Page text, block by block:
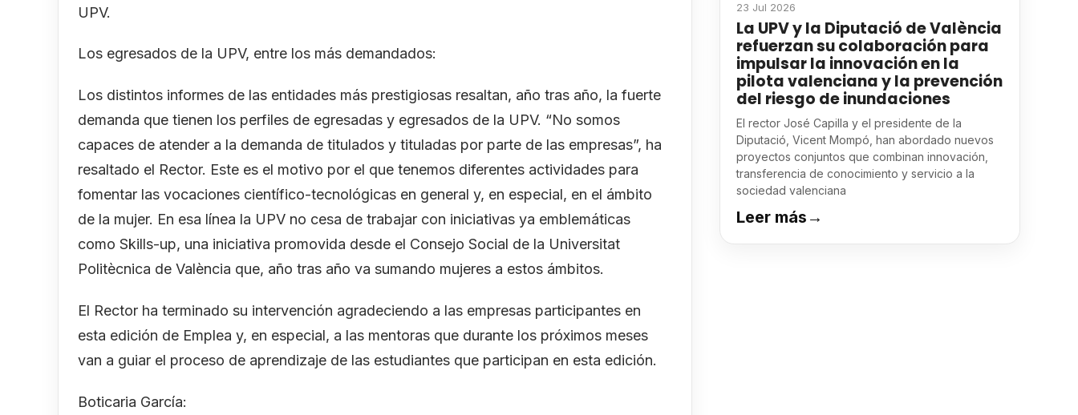
UPV.
Los egresados de la UPV, entre los más demandados:
Los distintos informes de las entidades más prestigiosas resaltan, año tras año, la fuerte
demanda que tienen los perfiles de egresadas y egresados de la UPV. “No somos
capaces de atender a la demanda de titulados y tituladas por parte de las empresas”, ha
resaltado el Rector. Este es el motivo por el que tenemos diferentes actividades para
fomentar las vocaciones científico-tecnológicas en general y, en especial, en el ámbito
de la mujer. En esa línea la UPV no cesa de trabajar con iniciativas ya emblemáticas
como Skills-up, una iniciativa promovida desde el Consejo Social de la Universitat
Politècnica de València que, año tras año va sumando mujeres a estos ámbitos.
El Rector ha terminado su intervención agradeciendo a las empresas participantes en
esta edición de Emplea y, en especial, a las mentoras que durante los próximos meses
van a guiar el proceso de aprendizaje de las estudiantes que participan en esta edición.
Boticaria García:
23 Jul 2026
La UPV y la Diputació de València
refuerzan su colaboración para
impulsar la innovación en la
pilota valenciana y la prevención
del riesgo de inundaciones
El rector José Capilla y el presidente de la
Diputació, Vicent Mompó, han abordado nuevos
proyectos conjuntos que combinan innovación,
transferencia de conocimiento y servicio a la
sociedad valenciana
Leer más →